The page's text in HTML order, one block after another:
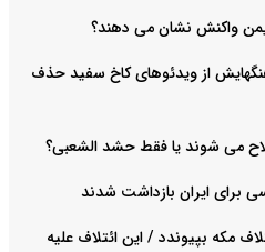
واکنش نشان می دهند؟
از ویدئوهای کاخ سفید حذف
می شوند یا فقط حشد الشعبی؟
مکه بپیوندد / این ائتلاف علیه